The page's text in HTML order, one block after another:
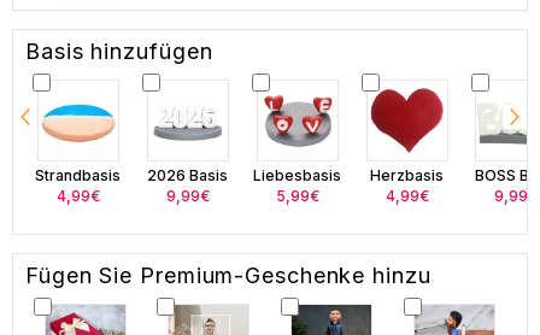
Basis hinzufügen
Strandbasis
4,99€
2026 Basis
9,99€
Liebesbasis
5,99€
Herzbasis
4,99€
BOSS
9,99€
Fügen Sie Premium-Geschenke hinzu